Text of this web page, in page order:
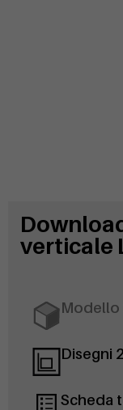
verticale
Modello
Disegni
Scheda